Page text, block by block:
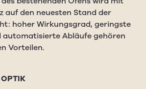
auf den neuesten Stand der
hoher Wirkungsgrad, geringste
automatisierte Abläufe gehören
Vorteilen.